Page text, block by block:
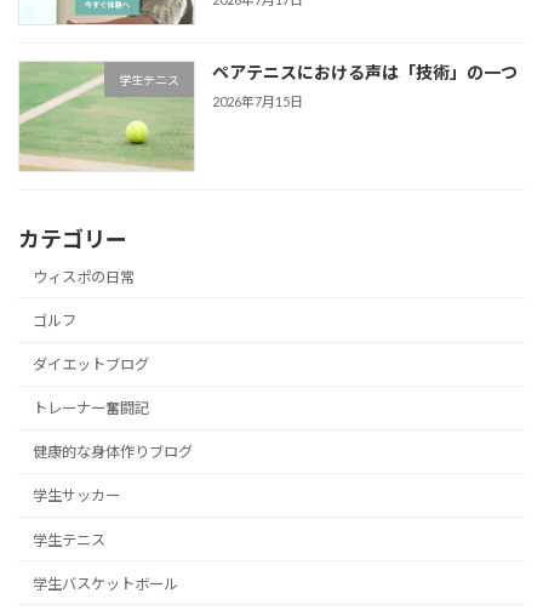
学生テニス ペアテニスにおける声は「技術」の一つ
2026年7月15日
カテゴリー
ウィスポの日常
ゴルフ
ダイエットブログ
トレーナー奮闘記
健康的な身体作りブログ
学生サッカー
学生テニス
学生バスケットボール